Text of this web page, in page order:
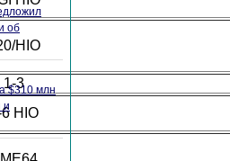
HIO
1-3
HIO
об
$310 млн
и